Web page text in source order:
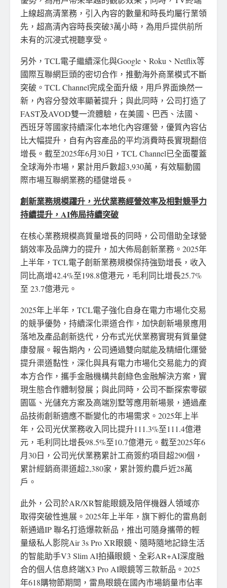
上線超高清業務，引入內容的數量和時長均屬行業領
先，超高清內容時長突破3萬小時，為用戶提供前所
未有的沉浸式視聽享受。
另外，TCL電子繼續深化與Google、Roku、Netflix等
國際互聯網巨頭的密切合作，推動海外商業模式不斷
突破。TCL Channel完成全面升級，用戶界面煥然一
新，內容分發效率顯著提升；與此同時，公司打造了
FAST及AVOD雙一流體驗，在美國、巴西、法國、
西班牙等國家持續深化本地化內容運營，優質內容佔
比大幅提升，自有內容產品的平均消費時長實現翻倍
增長。截至2025年6月30日，TCL Channel已全面覆蓋
全球海外市場，累計用戶數超3,930萬，有效驅動國
際市場互聯網業務的穩健增長。
創新業務規模躍升，光伏業務經營效率及相對競爭力
持續提升， AI佈局持續突破
在核心業務規模高質量增長的同時，公司借助全球營
銷效率及品牌力的提升，加大佈局創新業務。2025年
上半年，TCL電子創新業務規模保持強勁增長，收入
同比高增42.4%至198.8億港元，毛利同比增長25.7%
至 23.7億港元。
2025年上半年，TCL電子強化自身在電力市場化交易
的競爭優勢，持續深化渠道合作，加快創新場景應用
落地及產品創新迭代，分布式光伏業務實現有質量健
康發展。報告期內，公司通過雙向賦能及精細化運營
提升渠道黏性，深化與具有電力市場化交易能力的資
本方合作，攜手金融機構共創綠色金融解決方案，實
現生態合作體制發展；與此同時，公司不斷探索零碳
園區、光儲充方案及高端別墅等應用新場景，通過產
品技術創新適應不斷變化的市場需求。2025年上半
年，公司光伏業務收入同比提升111.3%至111.4億港
元，毛利同比增長98.5%至10.7億港元。截至2025年6
月30日，公司光伏業務累計工商簽約項目超290個，
累計經銷商渠道超2,380家，累計簽約農戶近28萬
戶。
此外，公司於AR/XR智能眼鏡及陪伴機器人領域亦
取得突破性進展。2025年上半年，旗下孵化的雷鳥創
新通過IP 聯名打造爆款新品，推出可隨身攜帶的輕
量級私人影院Air 3s Pro XR眼鏡、隨時隨地記錄生活
的智能助手V3 Slim AI拍攝眼鏡、全彩AR+AI深度融
合的個人信息終端X3 Pro AI眼鏡等三款新品。2025
年618購物節期間，雷鳥眼鏡在國內市場銷量市佔率